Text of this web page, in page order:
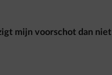
mijn voorschot dan niet